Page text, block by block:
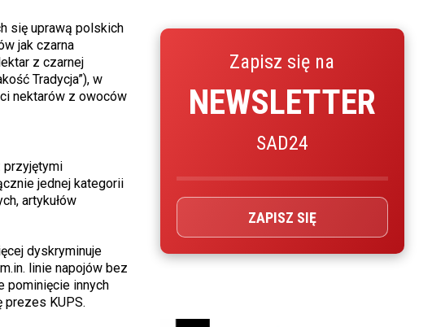
się uprawą polskich
jak czarna
z czarnej
Tradycja”), w
nektarów z owoców
przyjętymi
jednej kategorii
artykułów
dyskryminuje
linie napojów bez
pominięcie innych
prezes KUPS.
Zapisz się na
NEWSLETTER
SAD24
ZAPISZ SIĘ